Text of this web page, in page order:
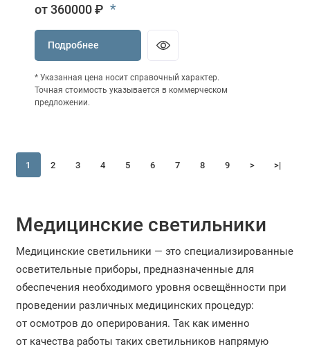
от 360000 ₽ *
Подробнее
* Указанная цена носит справочный характер.
Точная стоимость указывается в коммерческом
предложении.
1 2 3 4 5 6 7 8 9 > >|
Медицинские светильники
Медицинские светильники — это специализированные
осветительные приборы, предназначенные для
обеспечения необходимого уровня освещённости при
проведении различных медицинских процедур:
от осмотров до оперирования. Так как именно
от качества работы таких светильников напрямую